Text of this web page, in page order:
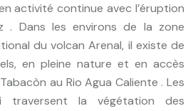
activité continue avec l’éruption
. Dans les environs de la zone
du volcan Arenal, il existe de
en pleine nature et en accès
au Rio Agua Caliente . Les
traversent la végétation des